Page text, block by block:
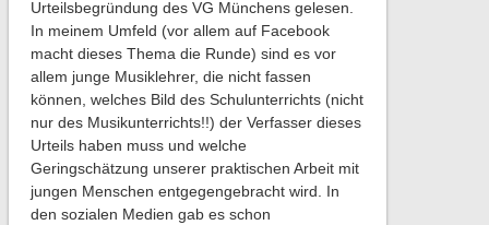
Urteilsbegründung des VG Münchens gelesen.
In meinem Umfeld (vor allem auf Facebook
macht dieses Thema die Runde) sind es vor
allem junge Musiklehrer, die nicht fassen
können, welches Bild des Schulunterrichts (nicht
nur des Musikunterrichts!!) der Verfasser dieses
Urteils haben muss und welche
Geringschätzung unserer praktischen Arbeit mit
jungen Menschen entgegengebracht wird. In
den sozialen Medien gab es schon